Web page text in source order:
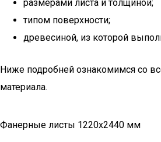
размерами листа и толщиной;
типом поверхности;
древесиной, из которой
Ниже подробней ознакомимся со
материала.
Фанерные листы 1220х2440 мм